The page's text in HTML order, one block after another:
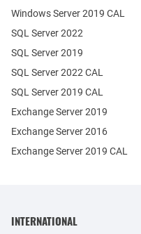
Exchange Server 2019
Exchange Server 2016
SQL Server 2022
SQL Server 2019
Windows Server 2019 CAL
SQL Server 2022 CAL
SQL Server 2019 CAL
Exchange Server 2019 CAL
INTERNATIONAL